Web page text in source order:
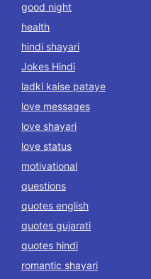
good night
health
hindi shayari
Jokes Hindi
ladki kaise pataye
love messages
love shayari
love status
motivational
questions
quotes english
quotes gujarati
quotes hindi
romantic shayari